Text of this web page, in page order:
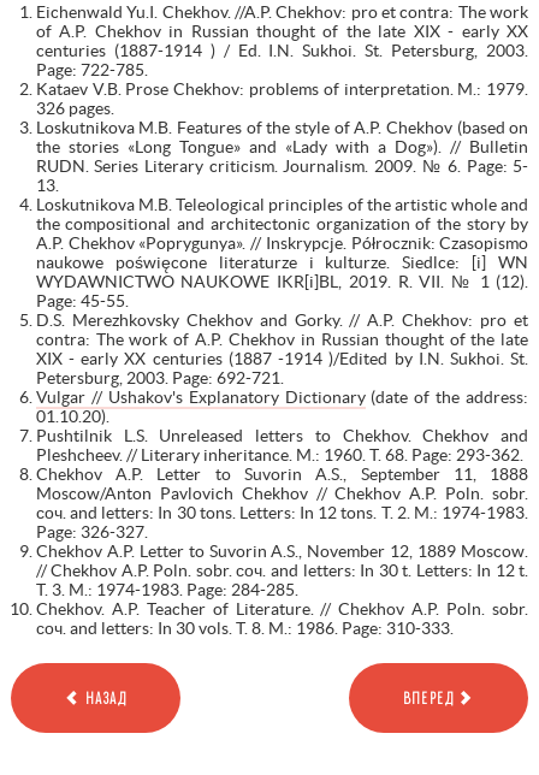
Eichenwald Yu.I. Chekhov. //A.P. Chekhov: pro et contra: The work
of A.P. Chekhov in Russian thought of the late XIX - early XX
centuries (1887-1914 ) / Ed. I.N. Sukhoi. St. Petersburg, 2003.
Page: 722-785.
Kataev V.B. Prose Chekhov: problems of interpretation. M.: 1979.
326 pages.
Loskutnikova M.B. Features of the style of A.P. Chekhov (based on
the stories «Long Tongue» and «Lady with a Dog»). // Bulletin
RUDN. Series Literary criticism. Journalism. 2009. № 6. Page: 5-
13.
Loskutnikova M.B. Teleological principles of the artistic whole and
the compositional and architectonic organization of the story by
A.P. Chekhov «Poprygunya». // Inskrypcje. Półrocznik: Czasopismo
naukowe poświęcone literaturze i kulturze. Siedlce: [i] WN
WYDAWNICTWO NAUKOWE IKR[i]BL, 2019. R. VII. № 1 (12).
Page: 45-55.
D.S. Merezhkovsky Chekhov and Gorky. // A.P. Chekhov: pro et
contra: The work of A.P. Chekhov in Russian thought of the late
XIX - early XX centuries (1887 -1914 )/Edited by I.N. Sukhoi. St.
Petersburg, 2003. Page: 692-721.
Vulgar // Ushakov's Explanatory Dictionary(date of the address:
01.10.20).
Pushtilnik L.S. Unreleased letters to Chekhov. Chekhov and
Pleshcheev. // Literary inheritance. M.: 1960. T. 68. Page: 293-362.
Chekhov A.P. Letter to Suvorin A.S., September 11, 1888
Moscow/Anton Pavlovich Chekhov // Chekhov A.P. Poln. sobr.
соч. and letters: In 30 tons. Letters: In 12 tons. T. 2. M.: 1974-1983.
Page: 326-327.
Chekhov A.P. Letter to Suvorin A.S., November 12, 1889 Moscow.
// Chekhov A.P. Poln. sobr. соч. and letters: In 30 t. Letters: In 12 t.
T. 3. M.: 1974-1983. Page: 284-285.
Chekhov. A.P. Teacher of Literature. // Chekhov A.P. Poln. sobr.
соч. and letters: In 30 vols. T. 8. M.: 1986. Page: 310-333.
НАЗАД ВПЕРЕД